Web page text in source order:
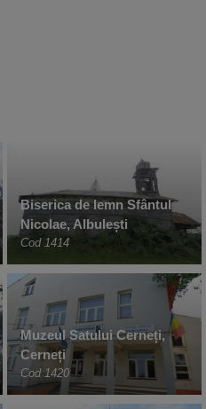
Biserica de lemn Sfântul
Nicolae, Albulești
Cod 1414
Muzeul Satului Cerneți,
Cerneți
Cod 1420